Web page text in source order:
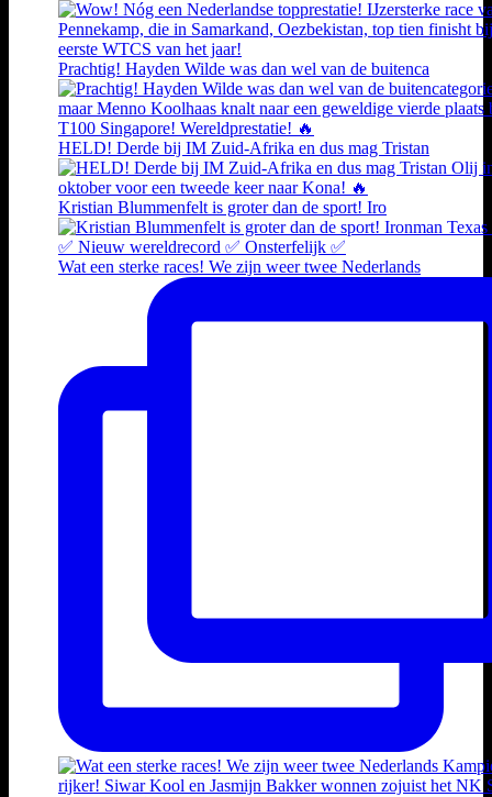
Prachtig! Hayden Wilde was dan wel van de buitenca
HELD! Derde bij IM Zuid-Afrika en dus mag Tristan
Kristian Blummenfelt is groter dan de sport! Iro
Wat een sterke races! We zijn weer twee Nederlands